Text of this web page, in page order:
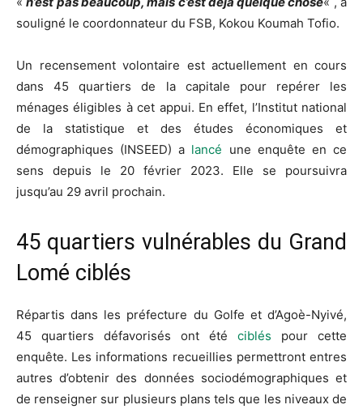
souligné le coordonnateur du FSB, Kokou Koumah Tofio.
Un recensement volontaire est actuellement en cours
dans 45 quartiers de la capitale pour repérer les
ménages éligibles à cet appui. En effet, l’Institut national
de la statistique et des études économiques et
démographiques (INSEED) a lancé une enquête en ce
sens depuis le 20 février 2023. Elle se poursuivra
jusqu’au 29 avril prochain.
45 quartiers vulnérables du Grand
Lomé ciblés
Répartis dans les préfecture du Golfe et d’Agoè-Nyivé,
45 quartiers défavorisés ont été ciblés pour cette
enquête. Les informations recueillies permettront entres
autres d’obtenir des données sociodémographiques et
de renseigner sur plusieurs plans tels que les niveaux de